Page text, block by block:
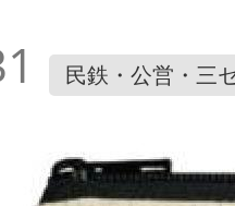
民鉄・公営・三